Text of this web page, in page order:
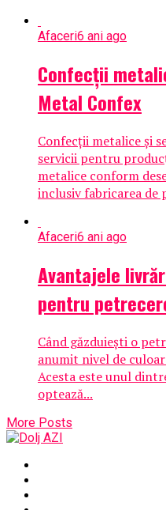
Afaceri6 ani ago
Confecții
Metal Confex
Confecții metalice și
servicii pentru
metalice conform
inclusiv fabricarea
Afaceri6 ani ago
Avantajele
pentru
Când găzduiești o
anumit nivel de
Acesta este unul
optează...
More Posts